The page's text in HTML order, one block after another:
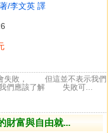
/李文英 譯
敗， 但這並不表示我們
們應該了解 失敗可...
財富與自由就...